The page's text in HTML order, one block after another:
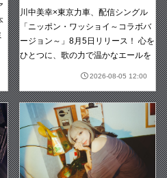
川中美幸×東京力車、配信シングル
「ニッポン・ワッショイ～コラボバ
ージョン～」8月5日リリース！ 心を
ひとつに、歌の力で温かなエールを
2026-08-05 12:00